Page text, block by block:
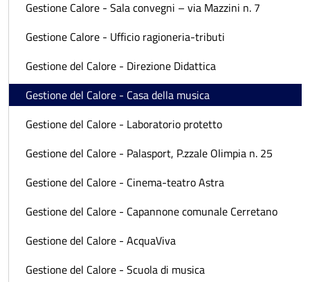
Gestione Calore - Sala convegni – via Mazzini n. 7
Gestione Calore - Ufficio ragioneria-tributi
Gestione del Calore - Direzione Didattica
Gestione del Calore - Casa della musica
Gestione del Calore - Laboratorio protetto
Gestione del Calore - Palasport, P.zzale Olimpia n. 25
Gestione del Calore - Cinema-teatro Astra
Gestione del Calore - Capannone comunale Cerretano
Gestione del Calore - AcquaViva
Gestione del Calore - Scuola di musica